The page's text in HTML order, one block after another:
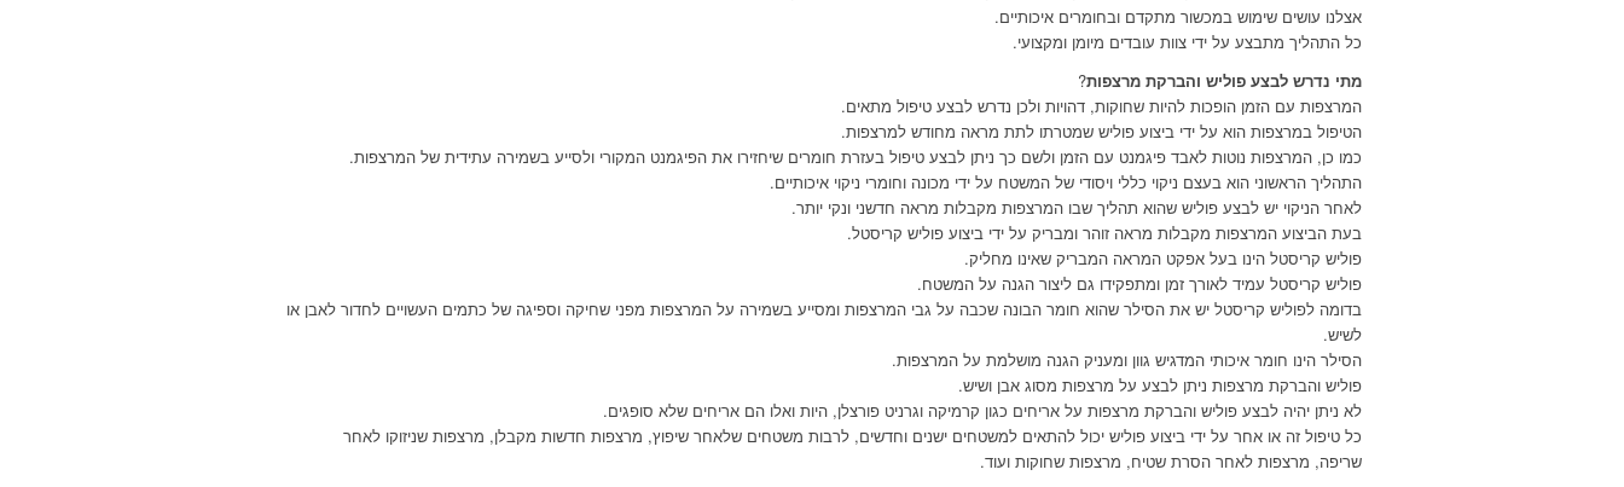
אצלנו עושים שימוש במכשור מתקדם ובחומרים איכותיים.
כל התהליך מתבצע על ידי צוות עובדים מיומן ומקצועי.
מתי נדרש לבצע פוליש והברקת מרצפות?
המרצפות עם הזמן הופכות להיות שחוקות, דהויות ולכן נדרש לבצע טיפול מתאים.
הטיפול במרצפות הוא על ידי ביצוע פוליש שמטרתו לתת מראה מחודש למרצפות.
כמו כן, המרצפות נוטות לאבד פיגמנט עם הזמן ולשם כך ניתן לבצע טיפול בעזרת חומרים שיחזירו את הפיגמנט המקורי ולסייע בשמירה עתידית של המרצפות.
התהליך הראשוני הוא בעצם ניקוי כללי ויסודי של המשטח על ידי מכונה וחומרי ניקוי איכותיים.
לאחר הניקוי יש לבצע פוליש שהוא תהליך שבו המרצפות מקבלות מראה חדשני ונקי יותר.
בעת הביצוע המרצפות מקבלות מראה זוהר ומבריק על ידי ביצוע פוליש קריסטל.
פוליש קריסטל הינו בעל אפקט המראה המבריק שאינו מחליק.
פוליש קריסטל עמיד לאורך זמן ומתפקידו גם ליצור הגנה על המשטח.
בדומה לפוליש קריסטל יש את הסילר שהוא חומר הבונה שכבה על גבי המרצפות ומסייע בשמירה על המרצפות מפני שחיקה וספיגה של כתמים העשויים לחדור לאבן או
לשיש.
הסילר הינו חומר איכותי המדגיש גוון ומעניק הגנה מושלמת על המרצפות.
פוליש והברקת מרצפות ניתן לבצע על מרצפות מסוג אבן ושיש.
לא ניתן יהיה לבצע פוליש והברקת מרצפות על אריחים כגון קרמיקה וגרניט פורצלן, היות ואלו הם אריחים שלא סופגים.
כל טיפול זה או אחר על ידי ביצוע פוליש יכול להתאים למשטחים ישנים וחדשים, לרבות משטחים שלאחר שיפוץ, מרצפות חדשות מקבלן, מרצפות שניזוקו לאחר
שריפה, מרצפות לאחר הסרת שטיח, מרצפות שחוקות ועוד.